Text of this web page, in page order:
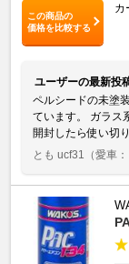
この商品の
価格を比較する
カ
ユーザーの最新投
ペルシードの未塗
ています。 ガラス
開封したら使い切
とも ucf31
（愛車